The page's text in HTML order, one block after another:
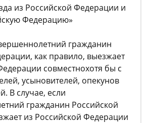
из Российской Федерации и
Федерацию»
гражданин
как правило, выезжает
совместнохотя бы с
усыновителей, опекунов
В случае, если
гражданин Российской
из Российской Федерации